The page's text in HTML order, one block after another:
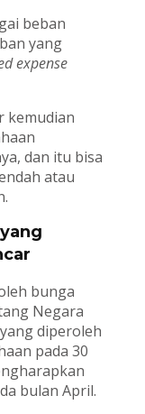
beban
yang
expense
kemudian
dan itu bisa
atau
bunga
Negara
diperoleh
pada 30
bulan April.